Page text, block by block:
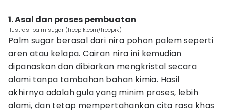
1. Asal dan proses pembuatan
ilustrasi palm sugar (freepik.com/freepik)
Palm sugar berasal dari nira pohon palem seperti
aren atau kelapa. Cairan nira ini kemudian
dipanaskan dan dibiarkan mengkristal secara
alami tanpa tambahan bahan kimia. Hasil
akhirnya adalah gula yang minim proses, lebih
alami, dan tetap mempertahankan cita rasa khas